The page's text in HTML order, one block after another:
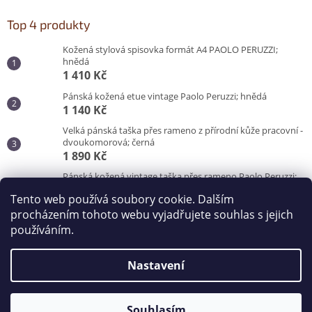
Tento web používá soubory cookie. Dalším
procházením tohoto webu vyjadřujete souhlas s jejich
používáním.
Nastavení
Top 4 produkty
Kožená stylová spisovka formát A4 PAOLO PERUZZI;
hnědá
1 410 Kč
Pánská kožená etue vintage Paolo Peruzzi; hnědá
1 140 Kč
Velká pánská taška přes rameno z přírodní kůže pracovní -
dvoukomorová; černá
1 890 Kč
Pánská kožená vintage taška přes rameno Paolo Peruzzi;
3 100 Kč
Vytvořil Shoptet
Copyright 2026Kabelky od Hraběnky. Všechna práva